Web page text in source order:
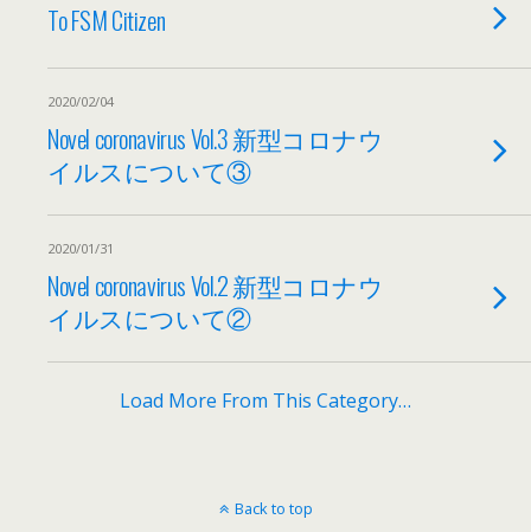
To FSM Citizen
2020/02/04
Novel coronavirus Vol.3 新型コロナウ
イルスについて③
2020/01/31
Novel coronavirus Vol.2 新型コロナウ
イルスについて②
Load More From This Category…
Back to top